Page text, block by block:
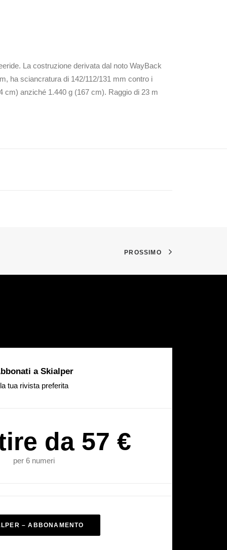
La costruzione derivata dal noto WayBack
ha sciancratura di 142/112/131 mm contro i
cm) anziché 1.440 g (167 cm). Raggio di 23 m
PROSSIMO
a Skialper
la tua rivista preferita
da 57 €
per 6 numeri
– ABBONAMENTO